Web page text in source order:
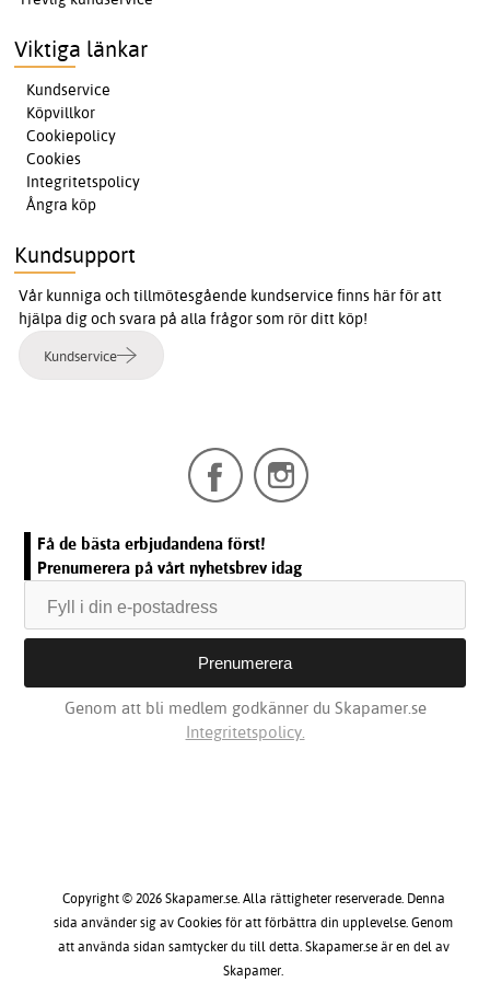
Viktiga länkar
Kundservice
Köpvillkor
Cookiepolicy
Cookies
Integritetspolicy
Ångra köp
Kundsupport
Vår kunniga och tillmötesgående kundservice finns här för att
hjälpa dig och svara på alla frågor som rör ditt köp!
Kundservice
Få de bästa erbjudandena först!
Prenumerera på vårt nyhetsbrev idag
Genom att bli medlem godkänner du Skapamer.se
Integritetspolicy.
Copyright © 2026 Skapamer.se. Alla rättigheter reserverade. Denna
sida använder sig av Cookies för att förbättra din upplevelse. Genom
att använda sidan samtycker du till detta. Skapamer.se är en del av
Skapamer.